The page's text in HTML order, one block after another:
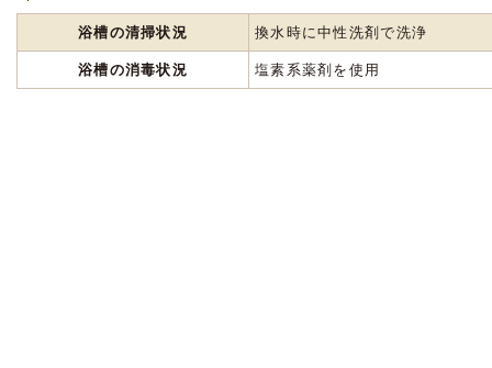
浴槽の清掃状況 換水時に中性洗剤で洗浄
浴槽の消毒状況 塩素系薬剤を使用